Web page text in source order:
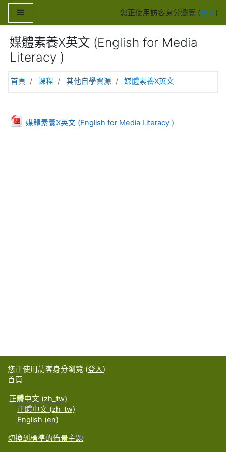
跳至主內容
您正使用訪客身分瀏覽 (登入)
媒體素養X英文 (English for Media
Literacy )
首頁 課程 其他自學資源 媒體素養X英文
主題大綱
一般媒體素養X英文 (English for Media Literacy )
檔案
您正使用訪客身分瀏覽 (登入)
首頁
正體中文 ‎(zh_tw)‎
正體中文 ‎(zh_tw)‎
English ‎(en)‎
切換到標準的佈景主題